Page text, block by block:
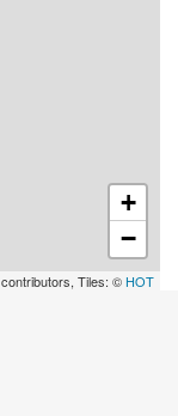
+
−
contributors, Tiles: © HOT